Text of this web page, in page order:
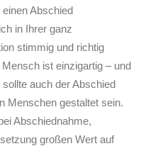
Abschied
in Ihrer ganz
stimmig und richtig
ist einzigartig – und
auch der Abschied
Menschen gestaltet sein.
Abschiednahme,
großen Wert auf